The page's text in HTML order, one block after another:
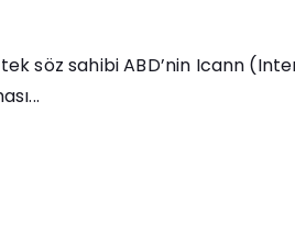
söz sahibi ABD’nin Icann